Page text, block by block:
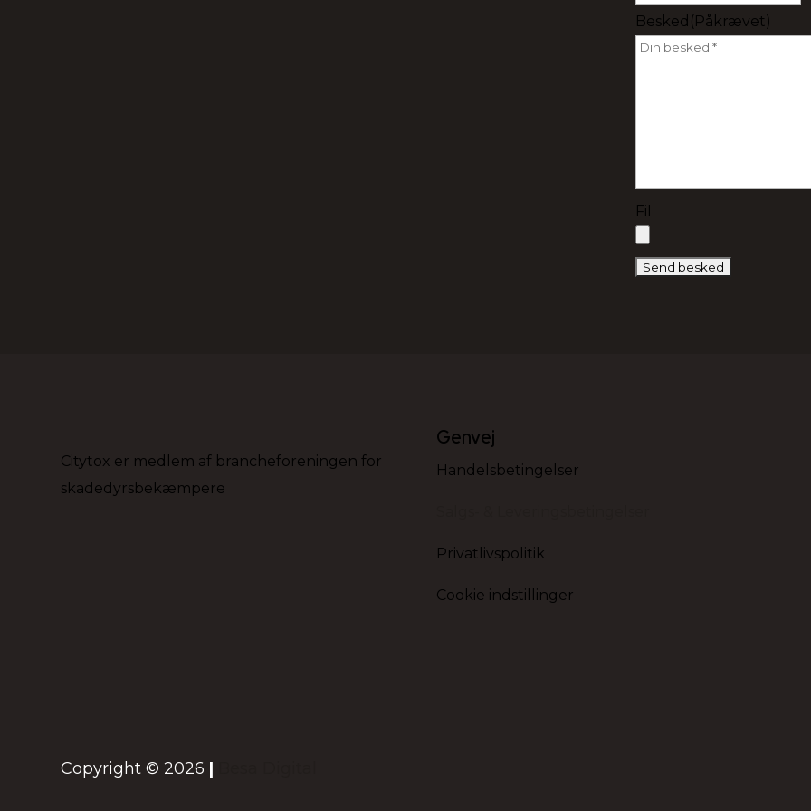
Besked (Påkrævet)
Fil
Citytox er medlem af brancheforeningen for
skadedyrsbekæmpere
Genvej
Handelsbetingelser
Privatlivspolitik
Cookie indstillinger
Copyright © 2026 |